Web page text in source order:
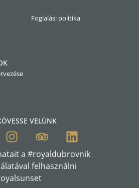
Foglalási politika
VELÜNK
a #royaldubrovnik
felhasználni